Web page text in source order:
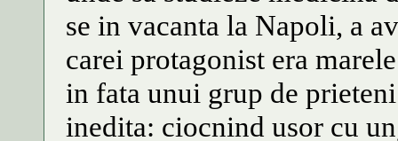
se in vacanta la Napoli, a
carei protagonist era
in fata unui grup de
inedita: ciocnind usor cu